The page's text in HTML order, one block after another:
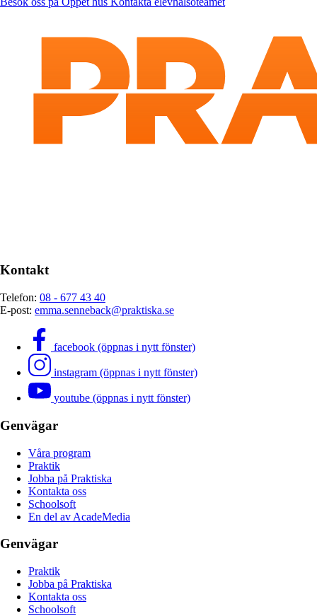
Kontakt
Telefon: 08 - 677 43 40
E-post: emma.senneback@praktiska.se
facebook (öppnas i nytt fönster)
instagram (öppnas i nytt fönster)
youtube (öppnas i nytt fönster)
Genvägar
Våra program
Praktik
Jobba på Praktiska
Kontakta oss
Schoolsoft
En del av AcadeMedia
Genvägar
Praktik
Jobba på Praktiska
Kontakta oss
Schoolsoft